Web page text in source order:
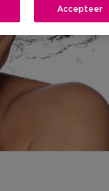
Accepteer